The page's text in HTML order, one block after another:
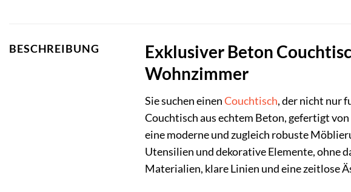
BESCHREIBUNG
Exklusiver Beton
Wohnzimmer
Sie suchen einenCouchtisch, der nicht nur
Couchtisch aus echtem Beton, gefertigt
eine moderne und zugleich robuste
Utensilien und dekorative Elemente, ohne
Materialien, klare Linien und eine zeitlose